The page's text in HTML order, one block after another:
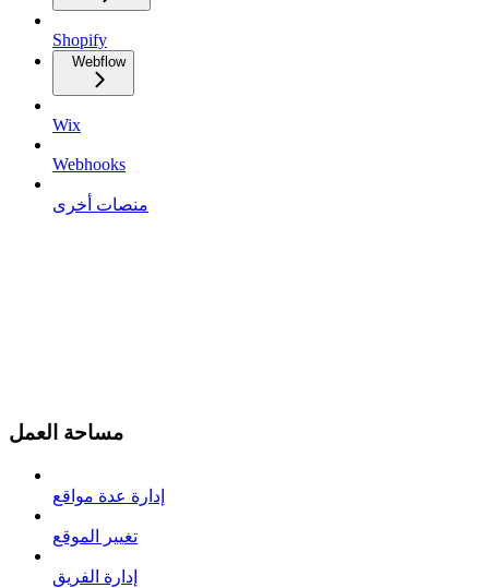
Shopify
Webflow
Wix
Webhooks
منصات أخرى
مساحة العمل
إدارة عدة مواقع
تغيير الموقع
إدارة الفريق